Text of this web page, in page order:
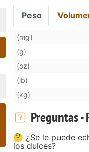
Peso
(mg)
(g)
(oz)
(lb)
(kg)
Preguntas -
🤔 ¿Se le puede
los dulces?